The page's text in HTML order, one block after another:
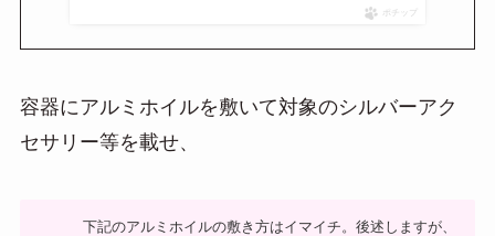
ポチップ
容器にアルミホイルを敷いて対象のシルバーアク
セサリー等を載せ、
下記のアルミホイルの敷き方はイマイチ。後述しますが、